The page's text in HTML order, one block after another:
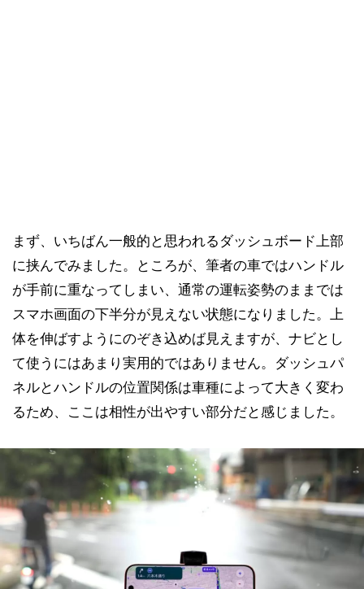
まず、いちばん一般的と思われるダッシュボード上部
に挟んでみました。ところが、筆者の車ではハンドル
が手前に重なってしまい、通常の運転姿勢のままでは
スマホ画面の下半分が見えない状態になりました。上
体を伸ばすようにのぞき込めば見えますが、ナビとし
て使うにはあまり実用的ではありません。ダッシュパ
ネルとハンドルの位置関係は車種によって大きく変わ
るため、ここは相性が出やすい部分だと感じました。